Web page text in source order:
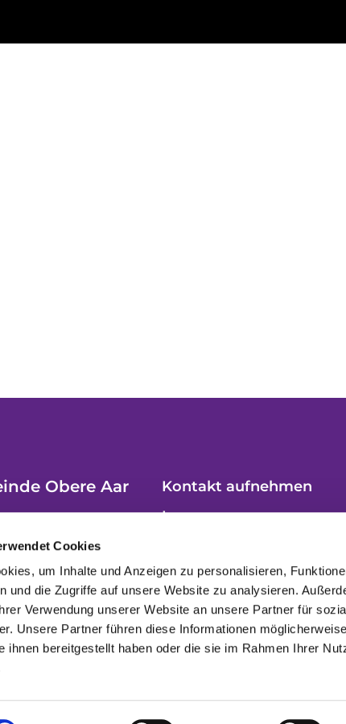
Cookies
um Inhalte und Anzeigen zu personalisieren,
und die Zugriffe auf unsere Website zu analysieren.
Verwendung unserer Website an unsere Partner für
Unsere Partner führen diese Informationen
ihnen bereitgestellt haben oder die sie im Rahmen Ihrer
Obere Aar
Kontakt aufnehmen
Impressum